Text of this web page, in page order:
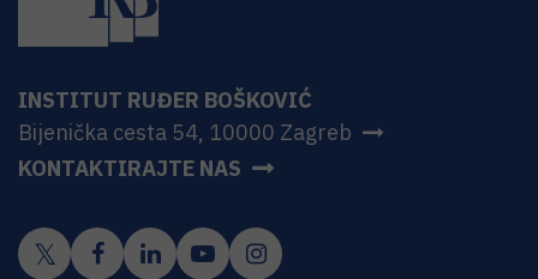
INSTITUT RUĐER BOŠKOVIĆ
Bijenička cesta 54, 10000 Zagreb
KONTAKTIRAJTE NAS